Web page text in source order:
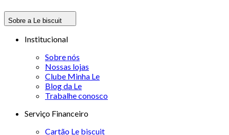
Sobre a Le biscuit
Institucional
Sobre nós
Nossas lojas
Clube Minha Le
Blog da Le
Trabalhe conosco
Serviço Financeiro
Cartão Le biscuit